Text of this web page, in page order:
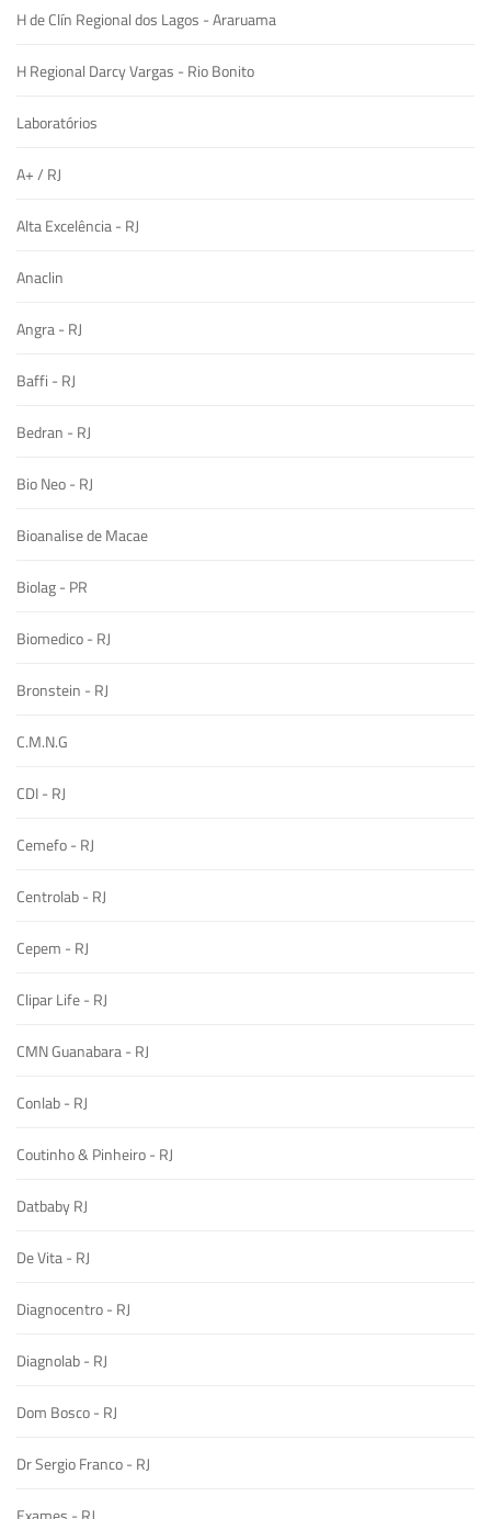
H de Clín Regional dos Lagos - Araruama
H Regional Darcy Vargas - Rio Bonito
Laboratórios
A+ / RJ
Alta Excelência - RJ
Anaclin
Angra - RJ
Baffi - RJ
Bedran - RJ
Bio Neo - RJ
Bioanalise de Macae
Biolag - PR
Biomedico - RJ
Bronstein - RJ
C.M.N.G
CDI - RJ
Cemefo - RJ
Centrolab - RJ
Cepem - RJ
Clipar Life - RJ
CMN Guanabara - RJ
Conlab - RJ
Coutinho & Pinheiro - RJ
Datbaby RJ
De Vita - RJ
Diagnocentro - RJ
Diagnolab - RJ
Dom Bosco - RJ
Dr Sergio Franco - RJ